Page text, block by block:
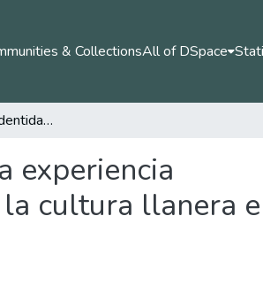
& CollectionsAll of DSpace
Lectoescritura con identidad: sistematización de una experiencia pedagógica basada en la tradición oral y escrita de la cultura llanera en estudiantes de 4° y 5° grado
experiencia
cultura llanera